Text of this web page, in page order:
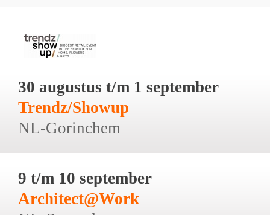
30 augustus t/m 1 september
Trendz/Showup
NL-Gorinchem
9 t/m 10 september
Architect@Work